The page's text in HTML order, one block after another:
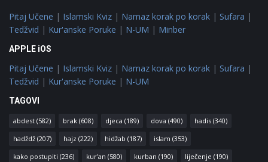
Pitaj Učene | Islamski Kviz | Namaz korak po korak | Sufara |
Tedžvid | Kur'anske Poruke | N-UM | Minber
APPLE iOS
Pitaj Učene | Islamski Kviz | Namaz korak po korak | Sufara |
Tedžvid | Kur'anske Poruke | N-UM
TAGOVI
abdest (582) brak (608) djeca (189) dova (490) hadis (340)
hadždž (207) hajz (222) hidžab (187) islam (353)
kako postupiti (236) kur'an (580) kurban (190) liječenje (190)